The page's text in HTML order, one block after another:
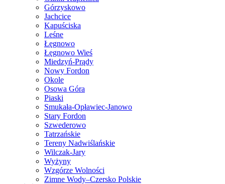
Górzyskowo
Jachcice
Kapuściska
Leśne
Łęgnowo
Łęgnowo Wieś
Miedzyń-Prądy
Nowy Fordon
Okole
Osowa Góra
Piaski
Smukała-Opławiec-Janowo
Stary Fordon
Szwederowo
Tatrzańskie
Tereny Nadwiślańskie
Wilczak-Jary
Wyżyny
Wzgórze Wolności
Zimne Wody–Czersko Polskie